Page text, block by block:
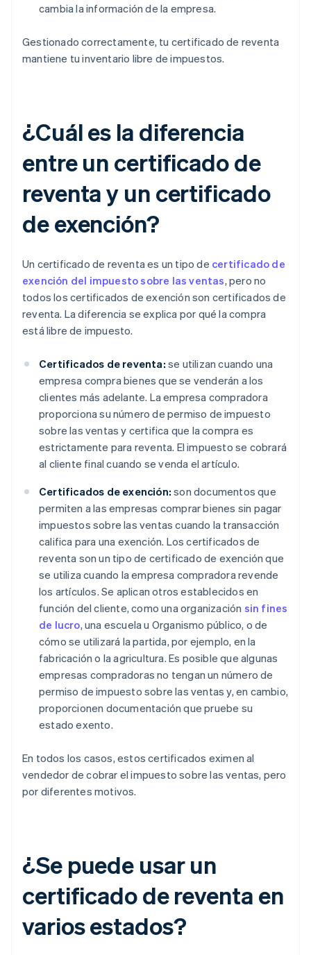
cambia la información de la empresa.
Gestionado correctamente, tu certificado de reventa
mantiene tu inventario libre de impuestos.
¿Cuál es la diferencia
entre un certificado de
reventa y un certificado
de exención?
Un certificado de reventa es un tipo de certificado de
exención del impuesto sobre las ventas, pero no
todos los certificados de exención son certificados de
reventa. La diferencia se explica por qué la compra
está libre de impuesto.
Certificados de reventa: se utilizan cuando una
empresa compra bienes que se venderán a los
clientes más adelante. La empresa compradora
proporciona su número de permiso de impuesto
sobre las ventas y certifica que la compra es
estrictamente para reventa. El impuesto se cobrará
al cliente final cuando se venda el artículo.
Certificados de exención: son documentos que
permiten a las empresas comprar bienes sin pagar
impuestos sobre las ventas cuando la transacción
califica para una exención. Los certificados de
reventa son un tipo de certificado de exención que
se utiliza cuando la empresa compradora revende
los artículos. Se aplican otros establecidos en
función del cliente, como una organización sin fines
de lucro, una escuela u Organismo público, o de
cómo se utilizará la partida, por ejemplo, en la
fabricación o la agricultura. Es posible que algunas
empresas compradoras no tengan un número de
permiso de impuesto sobre las ventas y, en cambio,
proporcionen documentación que pruebe su
estado exento.
En todos los casos, estos certificados eximen al
vendedor de cobrar el impuesto sobre las ventas, pero
por diferentes motivos.
¿Se puede usar un
certificado de reventa en
varios estados?